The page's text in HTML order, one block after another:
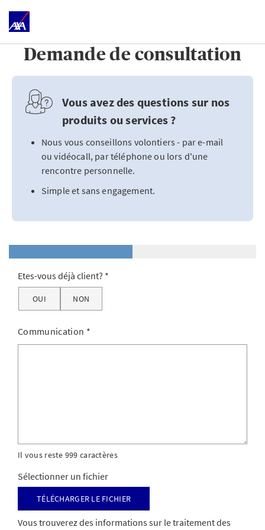
Demande de consultation
Vous avez des questions sur nos
produits ou services ?
Nous vous conseillons volontiers - par e-mail
ou vidéocall, par téléphone ou lors d'une
rencontre personnelle.
Simple et sans engagement.
Etes-vous déjà client?
OUI NON
Communication *
Il vous reste 999 caractères
Sélectionner un fichier
Télécharger le fichier
Vous trouverez des informations sur le traitement des